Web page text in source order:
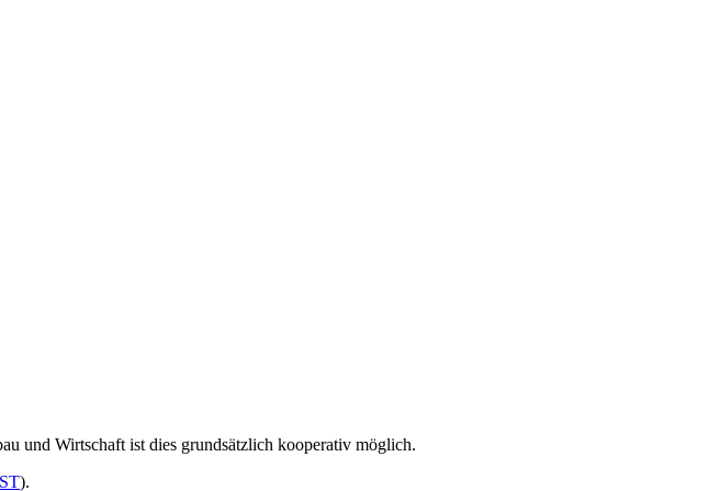
und Wirtschaft ist dies grundsätzlich kooperativ möglich.
).